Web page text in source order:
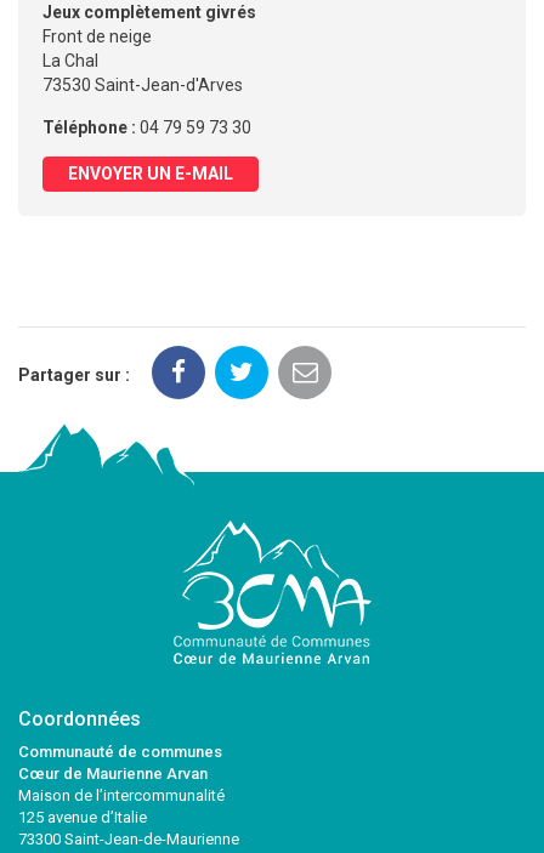
Jeux complètement givrés
Front de neige
La Chal
73530 Saint-Jean-d'Arves
Téléphone : 04 79 59 73 30
ENVOYER UN E-MAIL
Partager sur :
Coordonnées
Communauté de communes
Cœur de Maurienne Arvan
Maison de l’intercommunalité
125 avenue d’Italie
73300 Saint-Jean-de-Maurienne